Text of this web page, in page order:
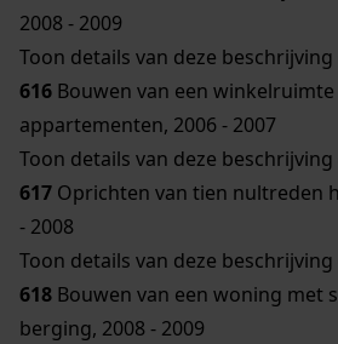
2008 - 2009
Toon details van deze
616 Bouwen van een winkelruimte
appartementen, 2006 - 2007
Toon details van deze
617 Oprichten van tien nultreden
- 2008
Toon details van deze
618 Bouwen van een woning met
berging, 2008 - 2009